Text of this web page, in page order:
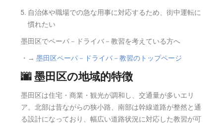
自治体や職場での急な用事に対応するため、街中運転に
慣れたい
墨田区でペーパ－ドライバ－教習を考えている方へ
・→ 墨田区ペーパ－ドライバ－教習のトップページ
🌆 墨田区の地域的特徴
墨田区は住宅・商業・観光が調和し、交通量が多いエリ
ア。北部は昔ながらの狭小路、南部は幹線道路が整然と通
る設計になっており、幅広い道路状況に対応した教習が可